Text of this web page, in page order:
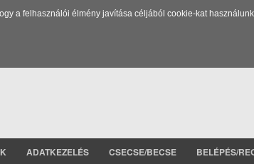
a felhasználói élmény javítása céljából cookie-kat
ADATKEZELÉS CSECSE/BECSE BELÉPÉS/